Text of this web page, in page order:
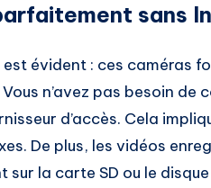
sans
évident : ces caméras
n’avez pas besoin de
d’accès. Cela
De plus, les vidéos
sur la carte SD ou le